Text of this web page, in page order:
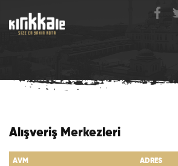
Alışveriş Merkezleri
AVM ADRES